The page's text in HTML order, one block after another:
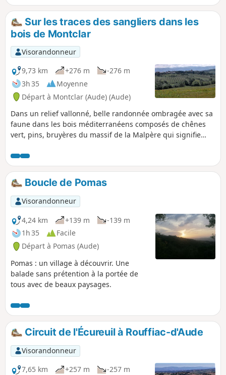
Sur les traces des sangliers dans les
bois de Montclar
Visorandonneur
9,73 km
+276 m
-276 m
3h 35
Moyenne
Départ à Montclar (Aude) (Aude)
Dans un relief vallonné, belle randonnée ombragée avec sa
faune dans les bois méditerranéens composés de chênes
vert, pins, bruyères du massif de la Malpère qui signifie
dans son écrin de verdure et de tranquillité.
Boucle de Pomas
Visorandonneur
4,24 km
+139 m
-139 m
1h 35
Facile
Départ à Pomas (Aude)
Pomas : un village à découvrir. Une
balade sans prétention à la portée de
tous avec de beaux paysages.
Circuit de l'Écureuil à Rouffiac-d'Aude
Visorandonneur
7,65 km
+257 m
-257 m